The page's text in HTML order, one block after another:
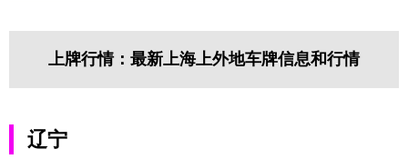
上牌行情：最新上海上外地车牌信息和行情
辽宁